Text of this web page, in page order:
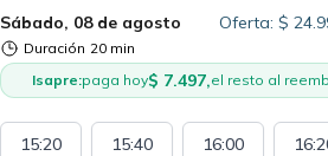
Sábado, 08 de agosto
Duración 20 min
Oferta: $
Isapre:paga hoy$ 7.497,el resto al
15:20 15:40 16:00